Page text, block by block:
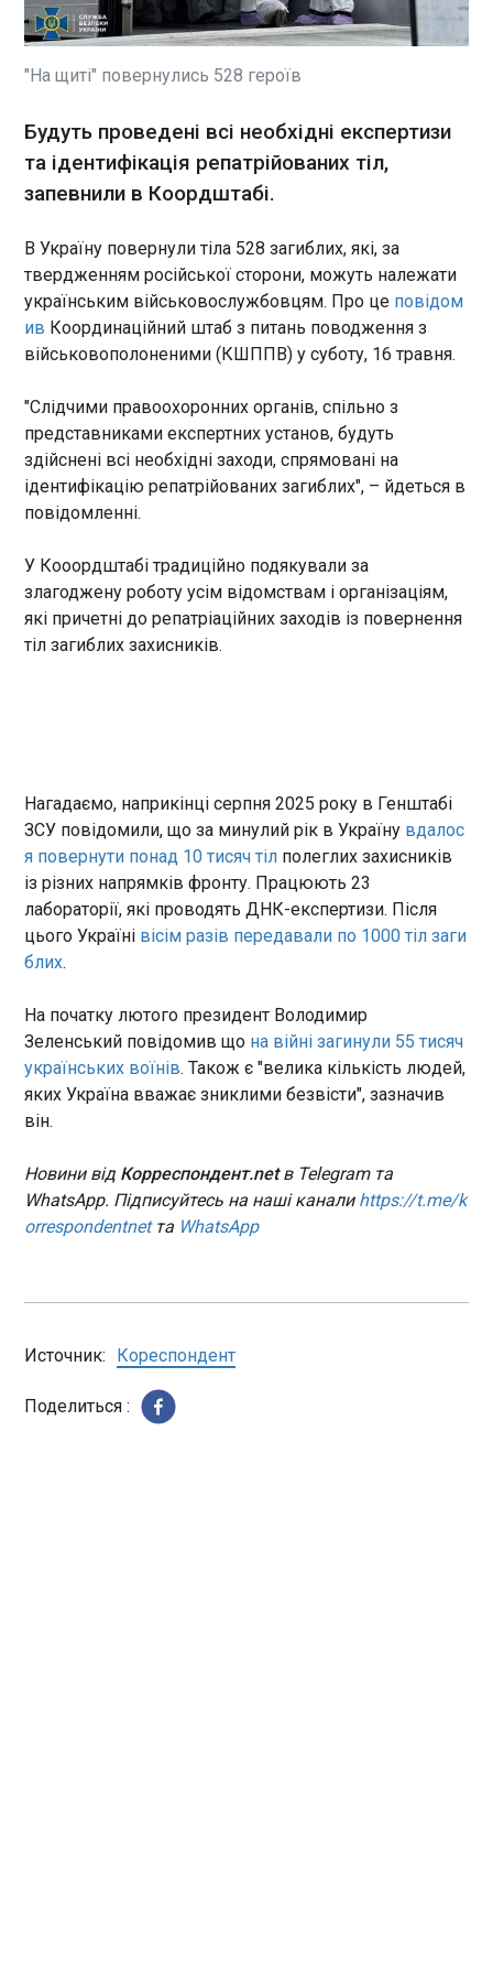
Глава МЗС Фінляндії Еліна Валтонен наголошує,
що на тлі критичної риторики США на адресу
Європи європейцям варто зосередитись на
розповіла в інтерв’ю Spiegel , повідомляє
"Європейська правда".
ЧИТАТЬ
FT: НАТО тиснутиме на європейських
інвестиції та виробництво
11:16:52
Генеральний секретар НАТО
Марк Рютте наступного
тижня закликатиме
європейські оборонні
та наростити виробництво.
Так Альянс прагне посилити
військові можливості Європи
та задовольнити вимоги
У Харкові троє постраждалих через "приліт"
Молнії
11:12:00
з використанням дрона Молнія. Наразі відомо
про трьох постраждалих. Про це поінформував
міський голова Ігор Терехов в Телеграм у суботу.
"Влучання ворожої Молнії у гаражний
11:09:30
Шукати зниклих безвісти в України відтепер
будуть за допомогою ID-документів,
повідомляє Національна поліція. Відтепер слідчі
поліції зможуть отримувати графічні
зображення відбитків пальців рук з електронних
носіїв, що вбудовані у документи українців – ID-
картки громадянина України та біометричного
кордон.
ЧИТАТЬ
Bloomberg: ОАЕ таємно завантажують газ на
танкери, щоб перевозити його через
Ормузьку протоку
11:07:30
завантажує зріджений
природний газ (LNG) на
танкери з вимкненими
відстеження суден.
ЧИТАТЬ
Трамп заявив про знищення другого
"На щиті" повернулись 528 героїв
Будуть проведені всі необхідні експертизи
та ідентифікація репатрійованих тіл,
запевнили в Коордштабі.
В Україну повернули тіла 528 загиблих, які, за
твердженням російської сторони, можуть належати
українським військовослужбовцям. Про це повідом
ив Координаційний штаб з питань поводження з
військовополоненими (КШППВ) у суботу, 16 травня.
"Слідчими правоохоронних органів, спільно з
представниками експертних установ, будуть
здійснені всі необхідні заходи, спрямовані на
ідентифікацію репатрійованих загиблих", – йдеться в
повідомленні.
У Кооордштабі традиційно подякували за
злагоджену роботу усім відомствам і організаціям,
які причетні до репатріаційних заходів із повернення
тіл загиблих захисників.
Нагадаємо, наприкінці серпня 2025 року в Генштабі
ЗСУ повідомили, що за минулий рік в Україну вдалос
я повернути понад 10 тисяч тіл полеглих захисників
із різних напрямків фронту. Працюють 23
лабораторії, які проводять ДНК-експертизи. Після
цього Україні вісім разів передавали по 1000 тіл заги
блих.
На початку лютого президент Володимир
Зеленський повідомив що на війні загинули 55 тисяч
українських воїнів. Також є "велика кількість людей,
яких Україна вважає зниклими безвісти", зазначив
він.
Новини від Корреспондент.netв Telegram та
WhatsApp. Підписуйтесь на наші канали https://t.me/k
orrespondentnetта WhatsApp
Источник: Кореспондент
Поделиться :